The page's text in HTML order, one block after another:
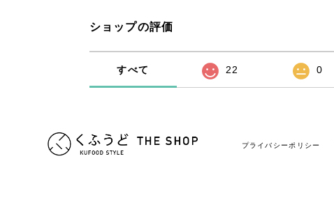
ショップの評価
すべて 22 0
プライバシーポリシー